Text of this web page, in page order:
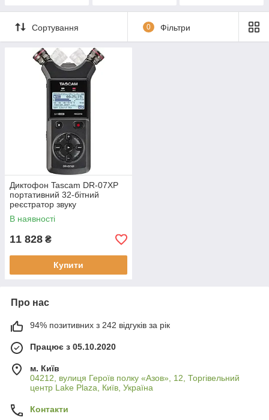
Сортування 0 Фільтри
Диктофон Tascam DR-07XP
портативний 32-бітний
реєстратор звуку
В наявності
11 828 ₴
Купити
Про нас
94% позитивних з 242 відгуків за рік
Працює з 05.10.2020
м. Київ
04212, вулиця Героїв полку «Азов», 12, Торгівельний
центр Lake Plaza, Київ, Україна
Контакти